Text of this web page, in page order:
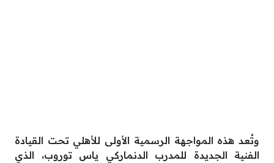
وتُعد هذه المواجهة الرسمية الأولى للأهلي تحت القيادة
الفنية الجديدة للمدرب الدنماركي ياس توروب، الذي